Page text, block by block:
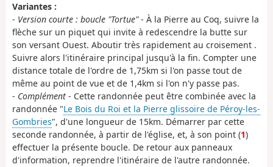
Variantes :
- Version courte : boucle "Tortue"- À la Pierre au Coq, suivre la
flèche sur un piquet qui invite à redescendre la butte sur
son versant Ouest. Aboutir très rapidement au croisement .
Suivre alors l'itinéraire principal jusqu'à la fin. Compter une
distance totale de l'ordre de 1,75km si l'on passe tout de
même au point de vue et de 1,4km si l'on n'y passe pas.
- Complément - Cette randonnée peut être combinée avec la
randonnée "Le Bois du Roi et la Pierre glissoire de Péroy-les-
Gombries", d'une longueur de 15km. Démarrer par cette
seconde randonnée, à partir de l'église, et, à son point (1)
effectuer la présente boucle. De retour aux panneaux
d'information, reprendre l'itinéraire de l'autre randonnée.